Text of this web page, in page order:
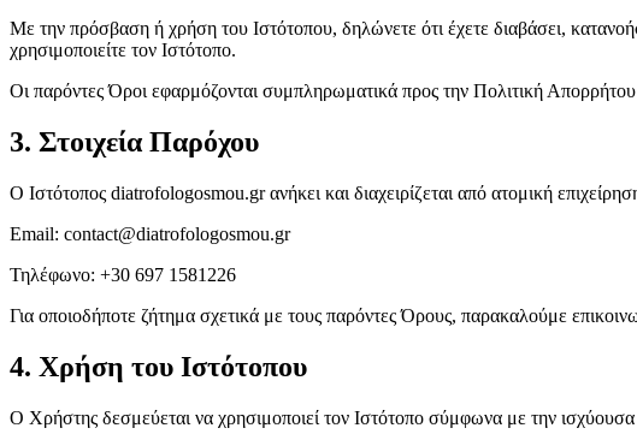
Με την πρόσβαση ή χρήση του Ιστότοπου, δηλώνετε ότι έχετε διαβάσει,
χρησιμοποιείτε τον Ιστότοπο.
Οι παρόντες Όροι εφαρμόζονται συμπληρωματικά προς την Πολιτική
3. Στοιχεία Παρόχου
Ο Ιστότοπος diatrofologosmou.gr ανήκει και διαχειρίζεται από ατομική
Email: contact@diatrofologosmou.gr
Τηλέφωνο: +30 697 1581226
Για οποιοδήποτε ζήτημα σχετικά με τους παρόντες Όρους, παρακαλούμε
4. Χρήση του Ιστότοπου
Ο Χρήστης δεσμεύεται να χρησιμοποιεί τον Ιστότοπο σύμφωνα με την